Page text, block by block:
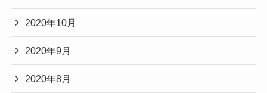
2020年10月
2020年9月
2020年8月